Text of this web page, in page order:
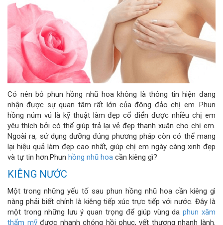
Có nên bỏ phun hồng nhũ hoa không là thông tin hiện đang
nhận được sự quan tâm rất lớn của đông đảo chị em. Phun
hồng núm vú là kỹ thuật làm đẹp cổ điển được nhiều chị em
yêu thích bởi có thể giúp trả lại vẻ đẹp thanh xuân cho chị em.
Ngoài ra, sử dụng dưỡng đúng phương pháp còn có thể mang
lại hiệu quả làm đẹp cao nhất, giúp chị em ngày càng xinh đẹp
và tự tin hơn.Phun hồng nhũ hoa cần kiêng gì?
KIÊNG NƯỚC
Một trong những yếu tố sau phun hồng nhũ hoa cần kiêng gì
nàng phải biết chính là kiêng tiếp xúc trực tiếp với nước. Đây là
một trong những lưu ý quan trọng để giúp vùng daphun xăm
thẩm mỹđược nhanh chóng hồi phục, vết thương nhanh lành.